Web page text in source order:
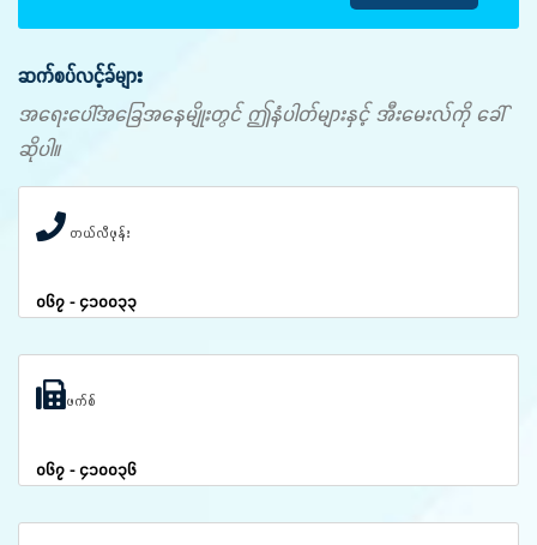
ဆက်စပ်လင့်ခ်များ
အရေးပေါ်အခြေအနေမျိုးတွင် ဤနံပါတ်များနှင့် အီးမေးလ်ကို ခေါ်
ဆိုပါ။
တယ်လီဖုန်း
၀၆၇ - ၄၁၀၀၃၃
ဖက်စ်
၀၆၇ - ၄၁၀၀၃၆